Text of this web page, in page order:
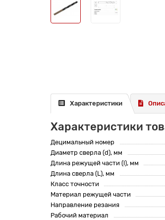
Характеристики
Характеристики
Децимальный номер
Диаметр сверла (d), мм
Длина режущей части (l), мм
Длина сверла (L), мм
Класс точности
Материал режущей части
Направление резания
Рабочий материал